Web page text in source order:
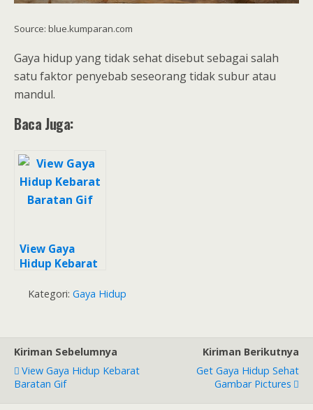
Source: blue.kumparan.com
Gaya hidup yang tidak sehat disebut sebagai salah
satu faktor penyebab seseorang tidak subur atau
mandul.
Baca Juga:
View Gaya
Hidup Kebarat
Kategori: Gaya Hidup
Kiriman Sebelumnya
View Gaya Hidup Kebarat
Baratan Gif
Kiriman Berikutnya
Get Gaya Hidup Sehat
Gambar Pictures